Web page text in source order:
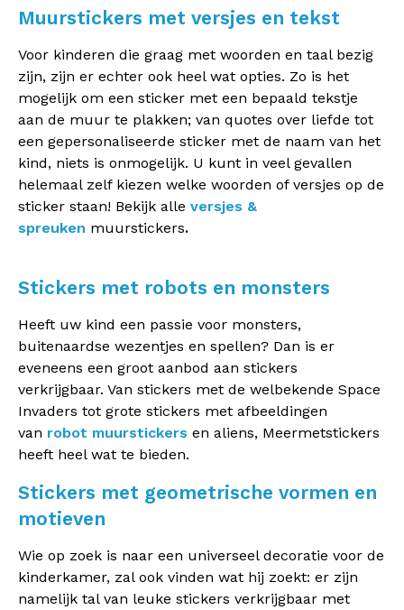
Muurstickers met versjes en tekst
Voor kinderen die graag met woorden en taal bezig
zijn, zijn er echter ook heel wat opties. Zo is het
mogelijk om een sticker met een bepaald tekstje
aan de muur te plakken; van quotes over liefde tot
een gepersonaliseerde sticker met de naam van het
kind, niets is onmogelijk. U kunt in veel gevallen
helemaal zelf kiezen welke woorden of versjes op de
sticker staan! Bekijk alle versjes &
spreuken muurstickers.
Stickers met robots en monsters
Heeft uw kind een passie voor monsters,
buitenaardse wezentjes en spellen? Dan is er
eveneens een groot aanbod aan stickers
verkrijgbaar. Van stickers met de welbekende Space
Invaders tot grote stickers met afbeeldingen
van robot muurstickers en aliens, Meermetstickers
heeft heel wat te bieden.
Stickers met geometrische vormen en
motieven
Wie op zoek is naar een universeel decoratie voor de
kinderkamer, zal ook vinden wat hij zoekt: er zijn
namelijk tal van leuke stickers verkrijgbaar met